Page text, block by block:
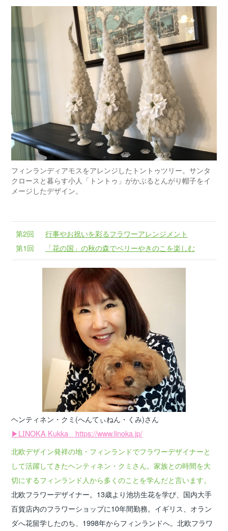
フィンランディアモスをアレンジしたトントゥツリー。サンタ
クロースと暮らす小人「トントゥ」がかぶるとんがり帽子をイ
メージしたデザイン。
第2回
行事やお祝いを彩るフラワーアレンジメント
第1回
「花の国」の秋の森でベリーやきのこを楽しむ
ヘンティネン・クミ (へんてぃねん・くみ)さん
▶LINOKA Kukka https://www.linoka.jp/
北欧デザイン発祥の地・フィンランドでフラワーデザイナーと
して活躍してきたヘンティネン・クミさん。家族との時間を大
切にするフィンランド人から多くのことを学んだと言います。
北欧フラワーデザイナー。13歳より池坊生花を学び、国内大手
百貨店内のフラワーショップに10年間勤務。イギリス、オラン
ダへ花留学したのち、1998年からフィンランドへ。北欧フラワ